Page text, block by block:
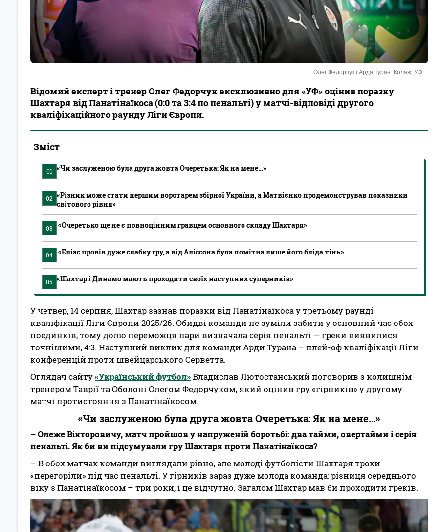
Олег Федорчук і Арда Туран. Колаж: УФ
Відомий експерт і тренер Олег Федорчук ексклюзивно для «УФ» оцінив поразку
Шахтаря від Панатінаїкоса (0:0 та 3:4 по пенальті) у матчі-відповіді другого
кваліфікаційного раунду Ліги Європи.
Зміст
01 «Чи заслуженою була друга жовта Очеретька: Як на мене…»
02 «Різник може стати першим воротарем збірної України, а Матвієнко продемонстрував показники
світового рівня»
03 «Очеретько ще не є повноцінним гравцем основного складу Шахтаря»
04 «Еліас провів дуже слабку гру, а від Аліссона була помітна лише його бліда тінь»
05 «Шахтар і Динамо мають проходити своїх наступних суперників»
У четвер, 14 серпня, Шахтар зазнав поразки від Панатінаїкоса у третьому раунді
кваліфікації Ліги Європи 2025/26. Обидві команди не зуміли забити у основний час обох
поєдинків, тому долю переможця пари визначала серія пенальті — греки виявилися
точнішими, 4:3. Наступний виклик для команди Арди Турана – плей-оф кваліфікації Ліги
конференцій проти швейцарського Серветта.
Оглядач сайту«Український футбол»Владислав Лютостанський поговорив з колишнім
тренером Таврії та Оболоні Олегом Федорчуком, який оцінив гру «гірників» у другому
матчі протистояння з Панатінаїкосом.
«Чи заслуженою була друга жовта Очеретька: Як на мене…»
– Олеже Вікторовичу, матч пройшов у напруженій боротьбі: два тайми, овертайми і серія
пенальті. Як би ви підсумували гру Шахтаря проти Панатінаїкоса?
– В обох матчах команди виглядали рівно, але молоді футболісти Шахтаря трохи
«перегоріли» під час пенальті. У гірників зараз дуже молода команда: різниця середнього
віку з Панатінаїкосом – три роки, і це відчутно. Загалом Шахтар мав би проходити греків.